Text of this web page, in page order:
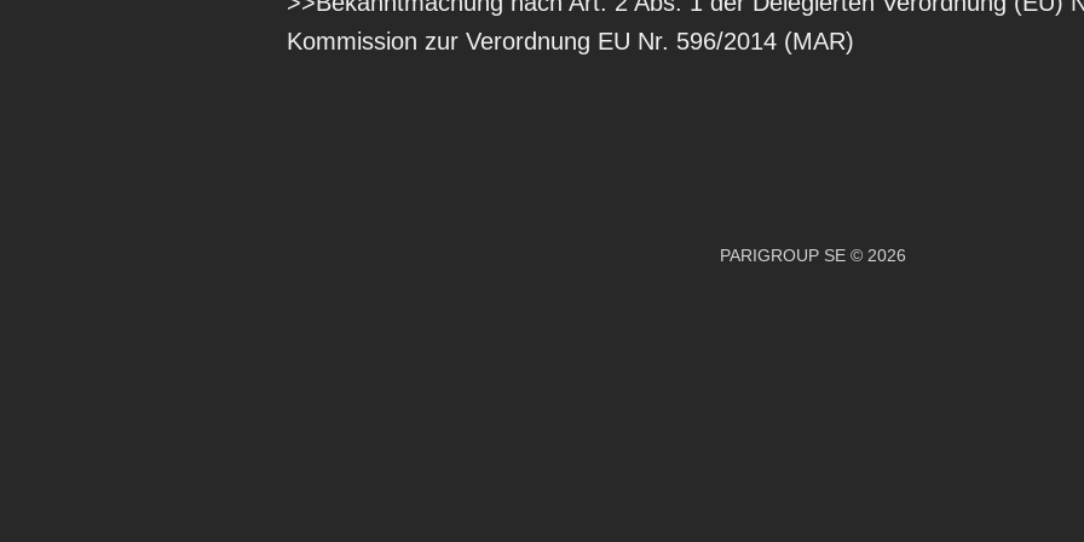
Kommission zur Verordnung EU Nr. 596/2014 (MAR)
PARIGROUP SE © 2026